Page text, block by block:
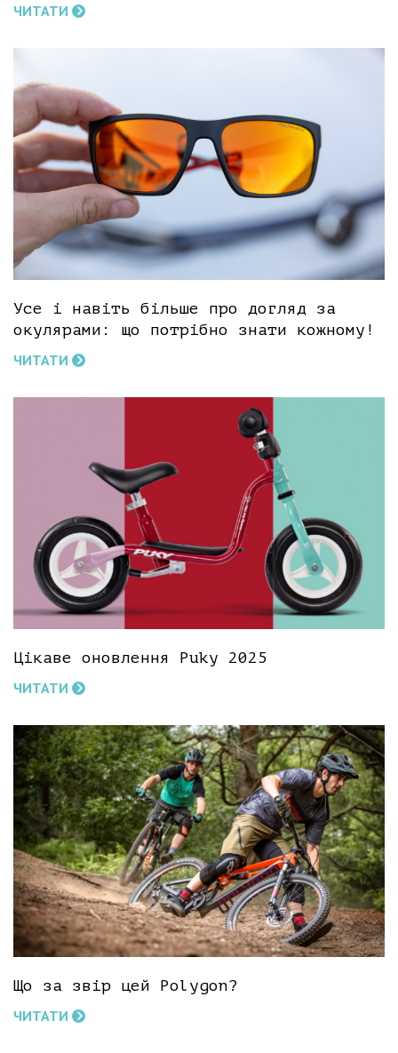
ЧИТАТИ
Усе і навіть більше про догляд за
окулярами: що потрібно знати кожному!
ЧИТАТИ
Цікаве оновлення Puky 2025
ЧИТАТИ
Що за звір цей Polygon?
ЧИТАТИ